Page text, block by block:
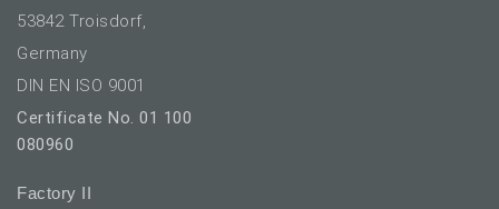
53842 Troisdorf,
Germany
DIN EN ISO 9001
Certificate No. 01 100
080960
Factory II